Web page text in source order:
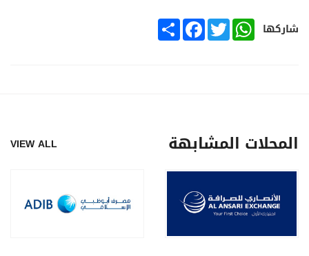
شاركها SHARE
FACEBOOKTWITTER
WHATSAPP
المحلات المشابهة VIEW ALL